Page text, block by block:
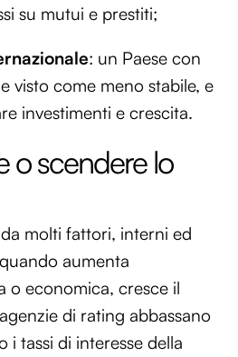
su mutui e prestiti;
: un Paese con
visto come meno stabile, e
investimenti e crescita.
o scendere lo
molti fattori, interni ed
quando aumenta
o economica, cresce il
di rating abbassano
i tassi di interesse della